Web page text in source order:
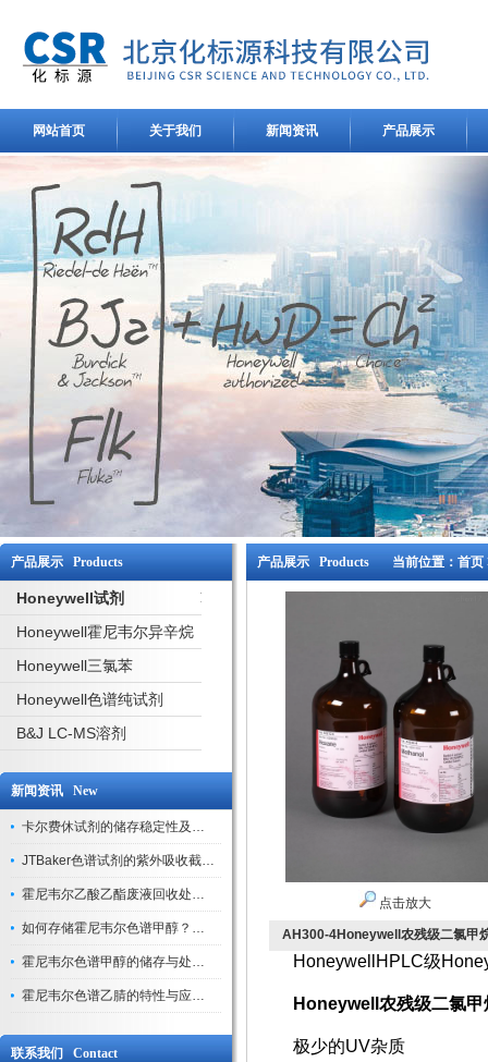
网站首页 关于我们 新闻资讯 产品展示
产品展示 Products
Honeywell试剂
Honeywell霍尼韦尔异辛烷
Honeywell三氯苯
Honeywell色谱纯试剂
B&J LC-MS溶剂
新闻资讯 New
卡尔费休试剂的储存稳定性及开封后有效期验证
JTBaker色谱试剂的紫外吸收截止波长与背景干扰
霍尼韦尔乙酸乙酯废液回收处理方法与环保处置建议
如何存储霍尼韦尔色谱甲醇？避光、密封、远离火源
霍尼韦尔色谱甲醇的储存与处理注意事项
霍尼韦尔色谱乙腈的特性与应用领域解析
联系我们 Contact
产品展示 Products 当前位置： 首页
点击放大
AH300-4Honeywell农残级二氯甲
HoneywellHPLC级
Honeywell农残级二氯甲
极少的UV杂质